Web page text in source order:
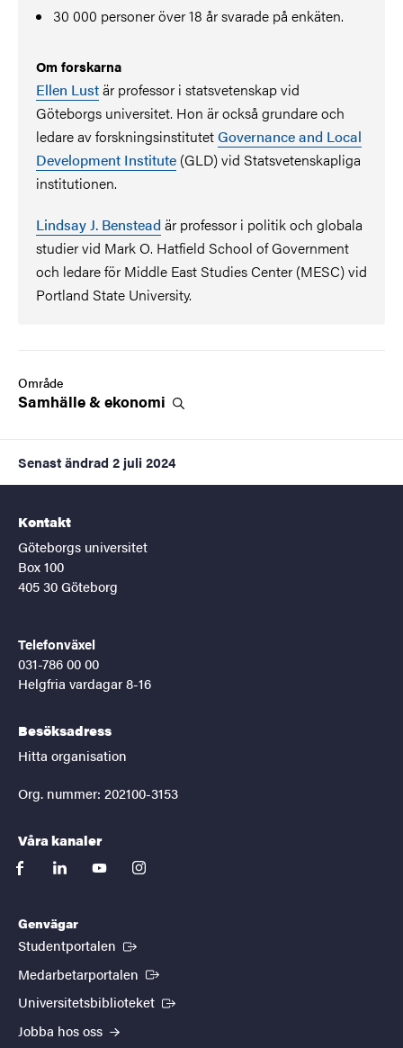
30 000 personer över 18 år svarade på enkäten.
Om forskarna
Ellen Lustär professor i statsvetenskap vid
Göteborgs universitet. Hon är också grundare och
ledare av forskningsinstitutetGovernance and Local
Development Institute (GLD) vid Statsvetenskapliga
institutionen.
Lindsay J. Benstead är professor i politik och globala
studier vid Mark O. Hatfield School of Government
och ledare för Middle East Studies Center (MESC) vid
Portland State University.
Område
Samhälle &ekonomi
Senast ändrad 2 juli 2024
Kontakt
Göteborgs universitet
Box 100
405 30 Göteborg
Telefonväxel
031-786 00 00
Helgfria vardagar 8-16
Besöksadress
Hitta organisation
Org. nummer: 202100-3153
Våra kanaler
facebooklinkedinyoutubeinstagram
Genvägar
Studentportalen (Extern länk)
Medarbetarportalen (Extern länk)
Universitetsbiblioteket (Extern länk)
Jobba hos oss